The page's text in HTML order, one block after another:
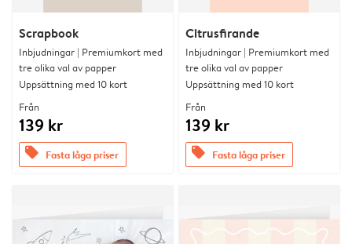
Scrapbook
Inbjudningar | Premiumkort med
tre olika val av papper
Uppsättning med 10 kort
Från
139 kr
offers Fasta låga priser
Citrusfirande
Inbjudningar | Premiumkort med
tre olika val av papper
Uppsättning med 10 kort
Från
139 kr
offers Fasta låga priser